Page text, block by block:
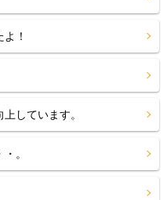
！
しています。
。